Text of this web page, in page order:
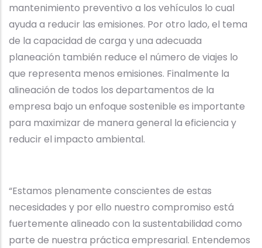
mantenimiento preventivo a los vehículos lo cual
ayuda a reducir las emisiones. Por otro lado, el tema
de la capacidad de carga y una adecuada
planeación también reduce el número de viajes lo
que representa menos emisiones. Finalmente la
alineación de todos los departamentos de la
empresa bajo un enfoque sostenible es importante
para maximizar de manera general la eficiencia y
reducir el impacto ambiental.
“Estamos plenamente conscientes de estas
necesidades y por ello nuestro compromiso está
fuertemente alineado con la sustentabilidad como
parte de nuestra práctica empresarial. Entendemos